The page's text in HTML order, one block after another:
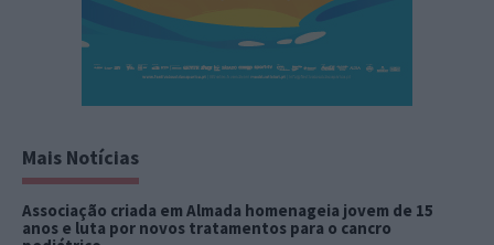
Mais Notícias
Associação criada em Almada homenageia jovem de 15
anos e luta por novos tratamentos para o cancro